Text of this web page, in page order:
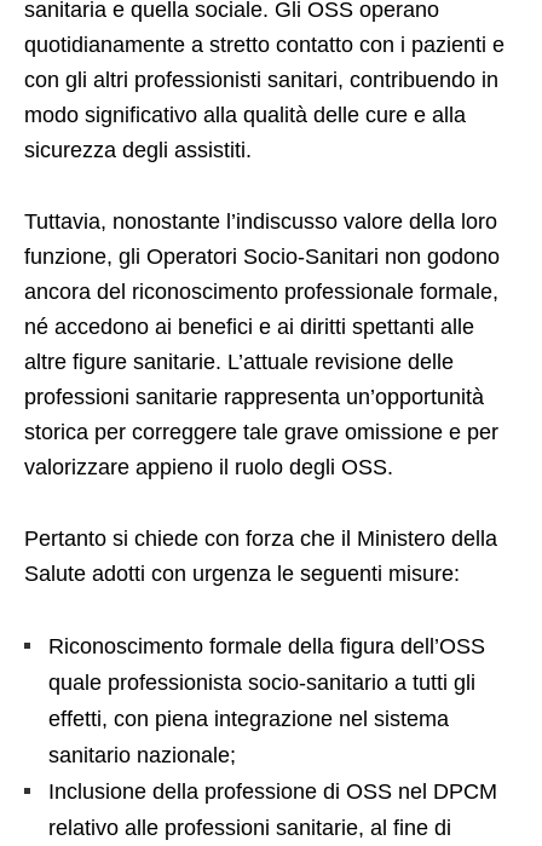
sanitaria e quella sociale. Gli OSS operano
quotidianamente a stretto contatto con i pazienti e
con gli altri professionisti sanitari, contribuendo in
modo significativo alla qualità delle cure e alla
sicurezza degli assistiti.
Tuttavia, nonostante l’indiscusso valore della loro
funzione, gli Operatori Socio-Sanitari non godono
ancora del riconoscimento professionale formale,
né accedono ai benefici e ai diritti spettanti alle
altre figure sanitarie. L’attuale revisione delle
professioni sanitarie rappresenta un’opportunità
storica per correggere tale grave omissione e per
valorizzare appieno il ruolo degli OSS.
Pertanto si chiede con forza che il Ministero della
Salute adotti con urgenza le seguenti misure:
Riconoscimento formale della figura dell’OSS
quale professionista socio-sanitario a tutti gli
effetti, con piena integrazione nel sistema
sanitario nazionale;
Inclusione della professione di OSS nel DPCM
relativo alle professioni sanitarie, al fine di